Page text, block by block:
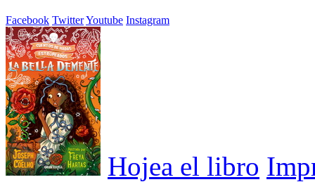
Facebook TwitterYoutube Instagram
Hojea el libro